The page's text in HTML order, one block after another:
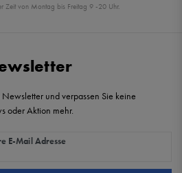
Zeit von Montag bis Freitag 9 -20 Uhr.
und verpassen Sie keine
oder Aktion mehr.
E-Mail Adresse
Newsletter Honig